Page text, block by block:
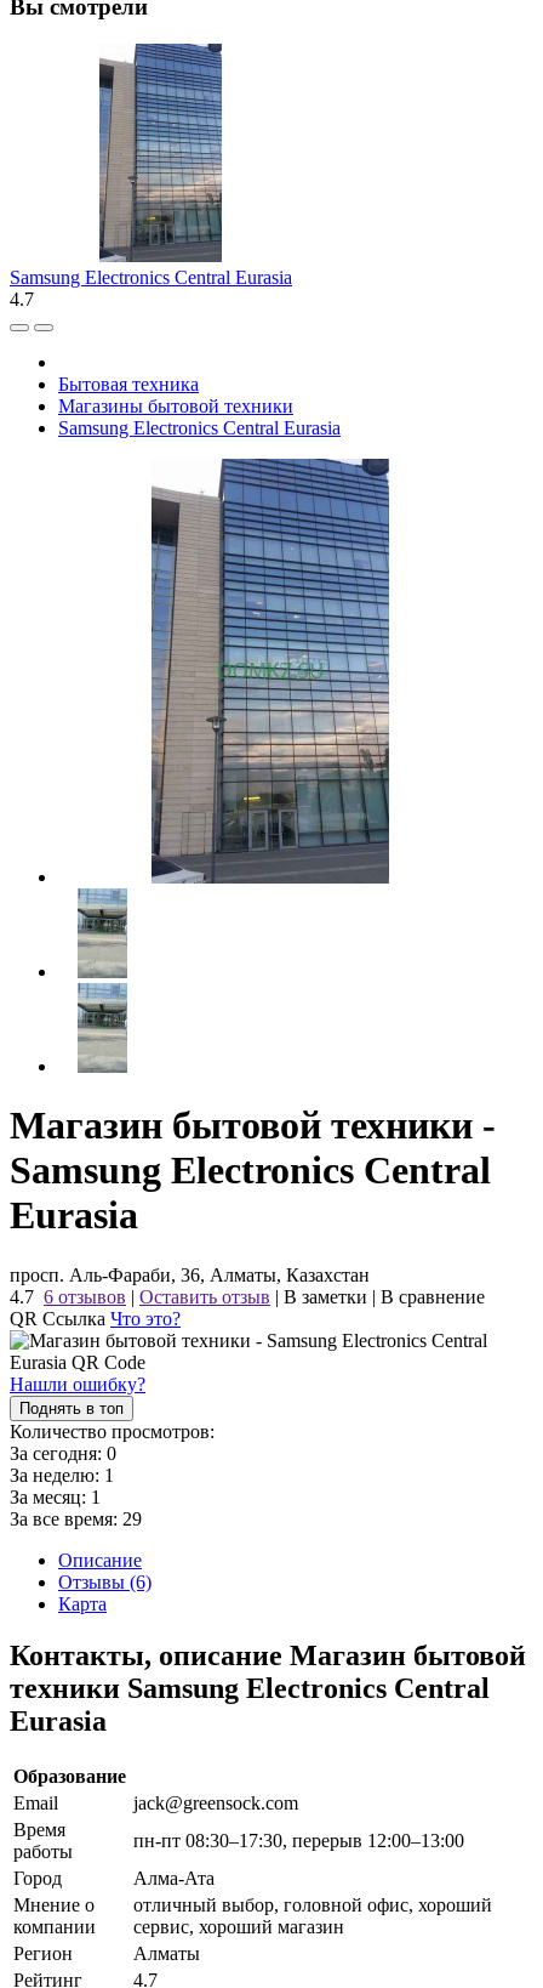
Вы смотрели
Samsung Electronics Central Eurasia
4.7
Бытовая техника
Магазины бытовой техники
Samsung Electronics Central Eurasia
Магазин бытовой техники -
Samsung Electronics Central
Eurasia
просп. Аль-Фараби, 36, Алматы, Казахстан
4.7 6 отзывов | Оставить отзыв | В заметки | В сравнение
QR Ссылка Что это?
Нашли ошибку?
Поднять в топ
Количество просмотров:
За сегодня: 0
За неделю: 1
За месяц: 1
За все время: 29
Описание
Отзывы (6)
Карта
Контакты, описание Магазин бытовой
техники Samsung Electronics Central
Eurasia
Образование
Email
jack@greensock.com
Время
работы
пн-пт 08:30–17:30, перерыв 12:00–13:00
Город
Алма-Ата
Мнение о
компании
отличный выбор, головной офис, хороший
сервис, хороший магазин
Регион
Алматы
Рейтинг
4.7